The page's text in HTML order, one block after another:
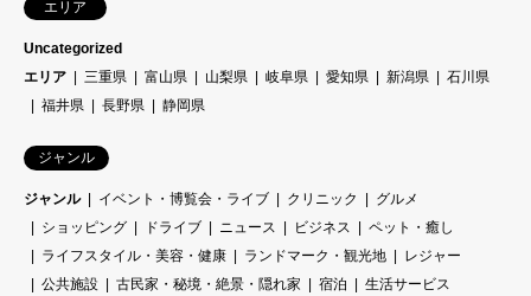
エリア
Uncategorized
エリア
三重県 富山県 山梨県 岐阜県 愛知県 新潟県
石川県
福井県
長野県 静岡県
ジャンル
ジャンル イベント・博覧会・ライブ クリニック
グルメ
ショッピング
ドライブ ニュース ビジネス
ペット・癒し
ライフスタイル・美容・健康
ランドマーク・観光地
レジャー
公共施設
古民家・秘境・絶景・隠れ家 宿泊
生活サービス